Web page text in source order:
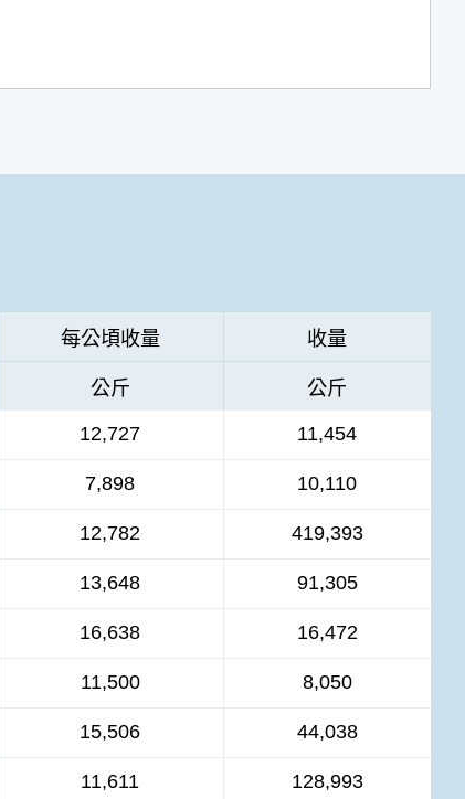
每公頃收量 收量
公斤 公斤
12,727 11,454
7,898 10,110
12,782 419,393
13,648 91,305
16,638 16,472
11,500 8,050
15,506 44,038
11,611 128,993